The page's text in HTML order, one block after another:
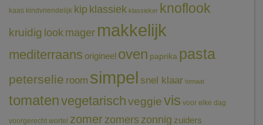
kaas kindvriendelijk kip klassiek klassieker knoflook
kruidig look mager makkelijk
mediterraans origineel oven paprika pasta
peterselie room simpel snel klaar tomaat
tomatenvegetarischveggievis voor elke dag
voorgerecht wortel zomerzomerszonnig zuiders